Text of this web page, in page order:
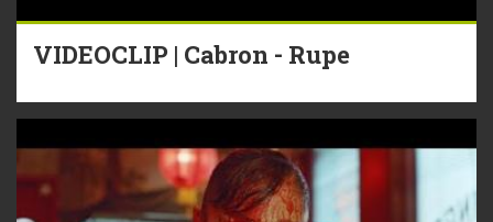
VIDEOCLIP | Cabron - Rupe